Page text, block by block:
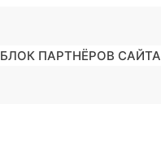
БЛОК ПАРТНЁРОВ САЙТА